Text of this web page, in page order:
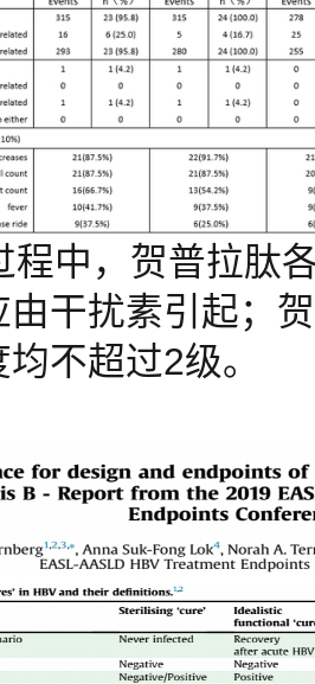
程中，贺普拉肽
由干扰素引起；
不超过2级。